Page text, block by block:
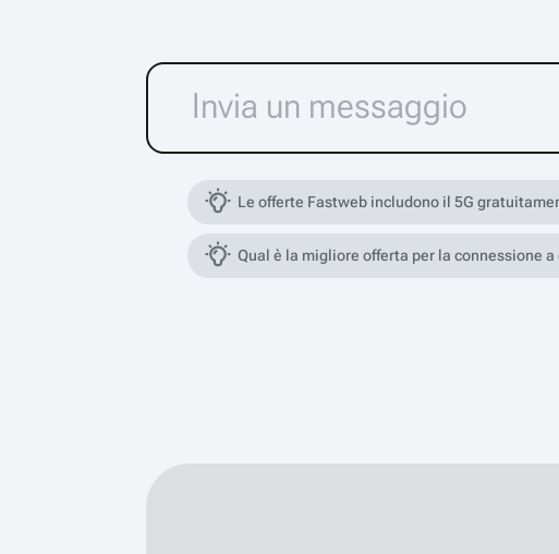
Le offerte Fastweb includono il 5G
Qual è la migliore offerta per la connessione